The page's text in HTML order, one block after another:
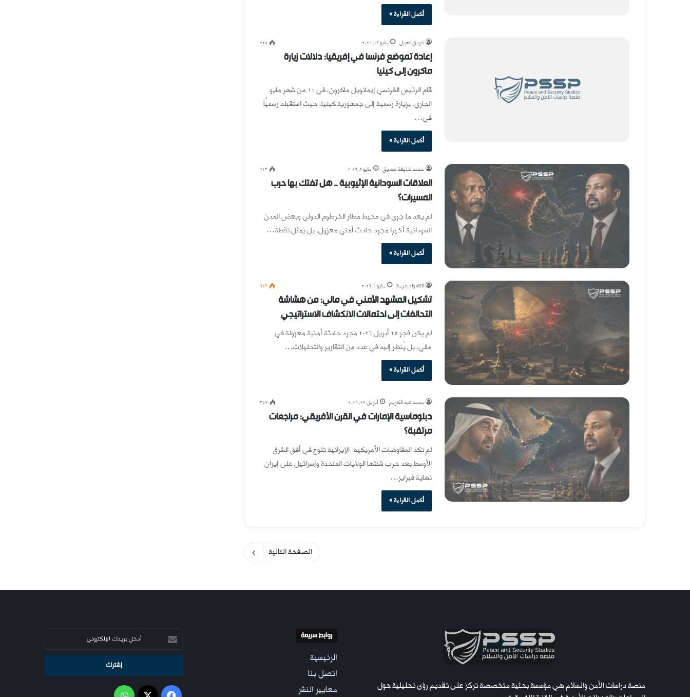
أكمل القراءة »
فريق العمل مايو 13, 2026 225
إعادة تموضع فرنسا في إفريقيا: دلالات زيارة
ماكرون إلى كينيا
قام الرئيس الفرنسي إيمانويل ماكرون، في 11 من شهر مايو
الجاري، بزيارة رسمية إلى جمهورية كينيا، حيث استقبله رسميًا
في…
أكمل القراءة »
محمد خليفة صديق مايو 9, 2026 223
العلاقات السودانية الإثيوبية .. هل تفتك بها حرب
المسيرات؟
لم يعد ما جرى في محيط مطار الخرطوم الدولي وبعض المدن
السودانية أخيرا مجرد حادث أمني معزول، بل يمثل نقطة…
أكمل القراءة »
التاه ولد حرمة مايو 6, 2026 643
تشكيل المشهد الأمني في مالي: من هشاشة
التحالفات إلى احتمالات الانكشاف الاستراتيجي
لم يكن فجر 25 أبريل 2026 مجرد حادثة أمنية معزولة في
مالي، بل يُنظر إليه في عدد من التقارير والتحليلات…
أكمل القراءة »
محمد عبد الكريم أبريل 27, 2026 357
دبلوماسية الإمارات في القرن الأفريقي: مراجعات
مرتقبة؟
لم تكد المفاوضات الأمريكية- الإيرانية تلوح في أفق الشرق
الأوسط بعد حرب شنتها الولايات المتحدة وإسرائيل على إيران
نهاية فبراير…
أكمل القراءة »
الصفحة التالية
منصة دراسات الأمن والسلام هي مؤسسة بحثية متخصصة تركز على تقديم رؤى تحليلية حول
روابط سريعة
الرئيسية
اتصل بنا
معايير النشر
أدخل
بريدك
الإلكتروني